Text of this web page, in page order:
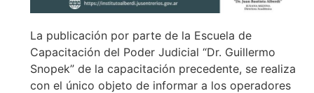
La publicación por parte de la Escuela de
Capacitación del Poder Judicial “Dr. Guillermo
Snopek” de la capacitación precedente, se realiza
con el único objeto de informar a los operadores